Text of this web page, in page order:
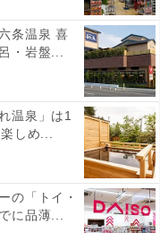
条温泉 喜
・岩盤...
温泉」は1
しめ...
の「トイ・
に品薄...